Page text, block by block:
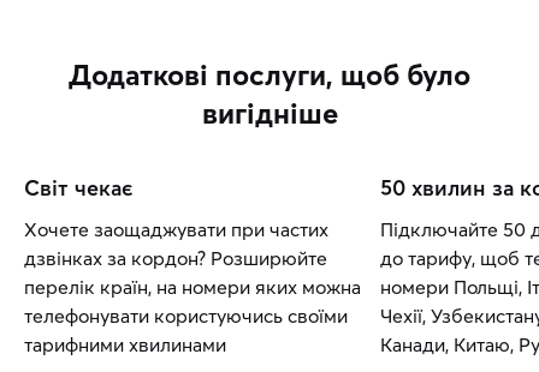
Додаткові послуги, щоб було
вигідніше
Світ чекає
Хочете заощаджувати при частих
дзвінках за кордон? Розширюйте
перелік країн, на номери яких можна
телефонувати користуючись своїми
тарифними хвилинами
50 хвилин за
Підключайте 50
до тарифу, щоб
номери Польщі,
Чехії,
Канади, Китаю,